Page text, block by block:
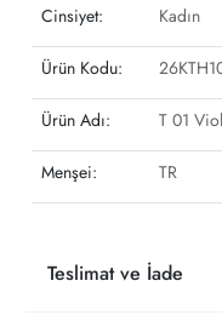
Cinsiyet: Kadın
Ürün Kodu:
Ürün Adı: T 01
Menşei: TR
Teslimat ve İade